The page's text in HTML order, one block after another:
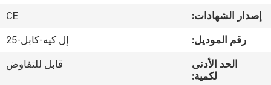
جولة
المعمل
إصدار الشهادات:
CE
رقم الموديل:
إل كيه-كابل-25
الحد الأدنى
لكمية:
قابل للتفاوض